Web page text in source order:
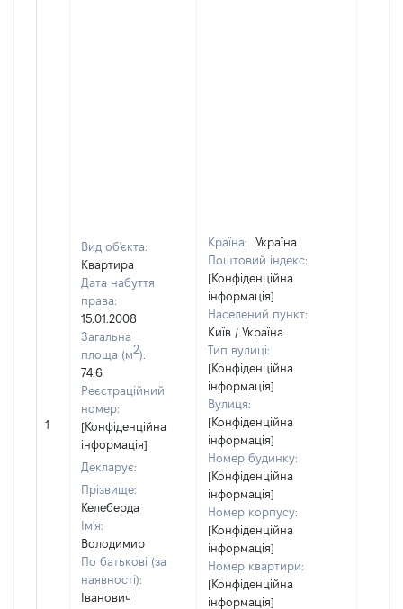
1
Вид об'єкта:
Квартира
Дата набуття
права:
15.01.2008
Загальна
площа (м2):
74.6
Реєстраційний
номер:
[Конфіденційна
інформація]
Декларує:
Прізвище:
Келеберда
Ім'я:
Володимир
По батькові (за
наявності):
Іванович
Країна:
Україна
Поштовий індекс:
[Конфіденційна
інформація]
Населений пункт:
Київ / Україна
Тип вулиці:
[Конфіденційна
інформація]
Вулиця:
[Конфіденційна
інформація]
Номер будинку:
[Конфіденційна
інформація]
Номер корпусу:
[Конфіденційна
інформація]
Номер квартири:
[Конфіденційна
інформація]